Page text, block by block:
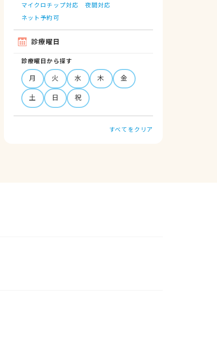
マイクロチップ対応
夜間対応
ネット予約可
診療曜日
診療曜日から探す
月 火 水 木
金
土
日 祝
すべてをクリア